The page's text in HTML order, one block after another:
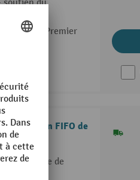
soutien du
/ First In - Premier
disposition FIFO de
la surface de